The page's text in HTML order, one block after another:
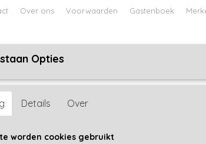
Over ons Voorwaarden Gastenboek
JONGENS BABY
Dirkje
Opties
Details Over
worden cookies gebruikt